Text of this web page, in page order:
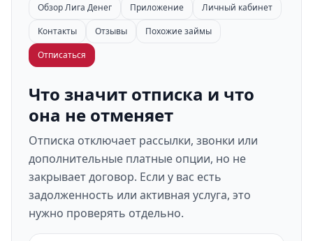
Обзор Лига Денег Приложение
Личный кабинет
Контакты
Отзывы
Похожие займы
Отписаться
Что значит отписка и что
она не отменяет
Отписка отключает рассылки, звонки или
дополнительные платные опции, но не
закрывает договор. Если у вас есть
задолженность или активная услуга, это
нужно проверять отдельно.